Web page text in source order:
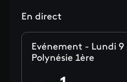
En direct
Evénement - Lundi
Polynésie 1ère